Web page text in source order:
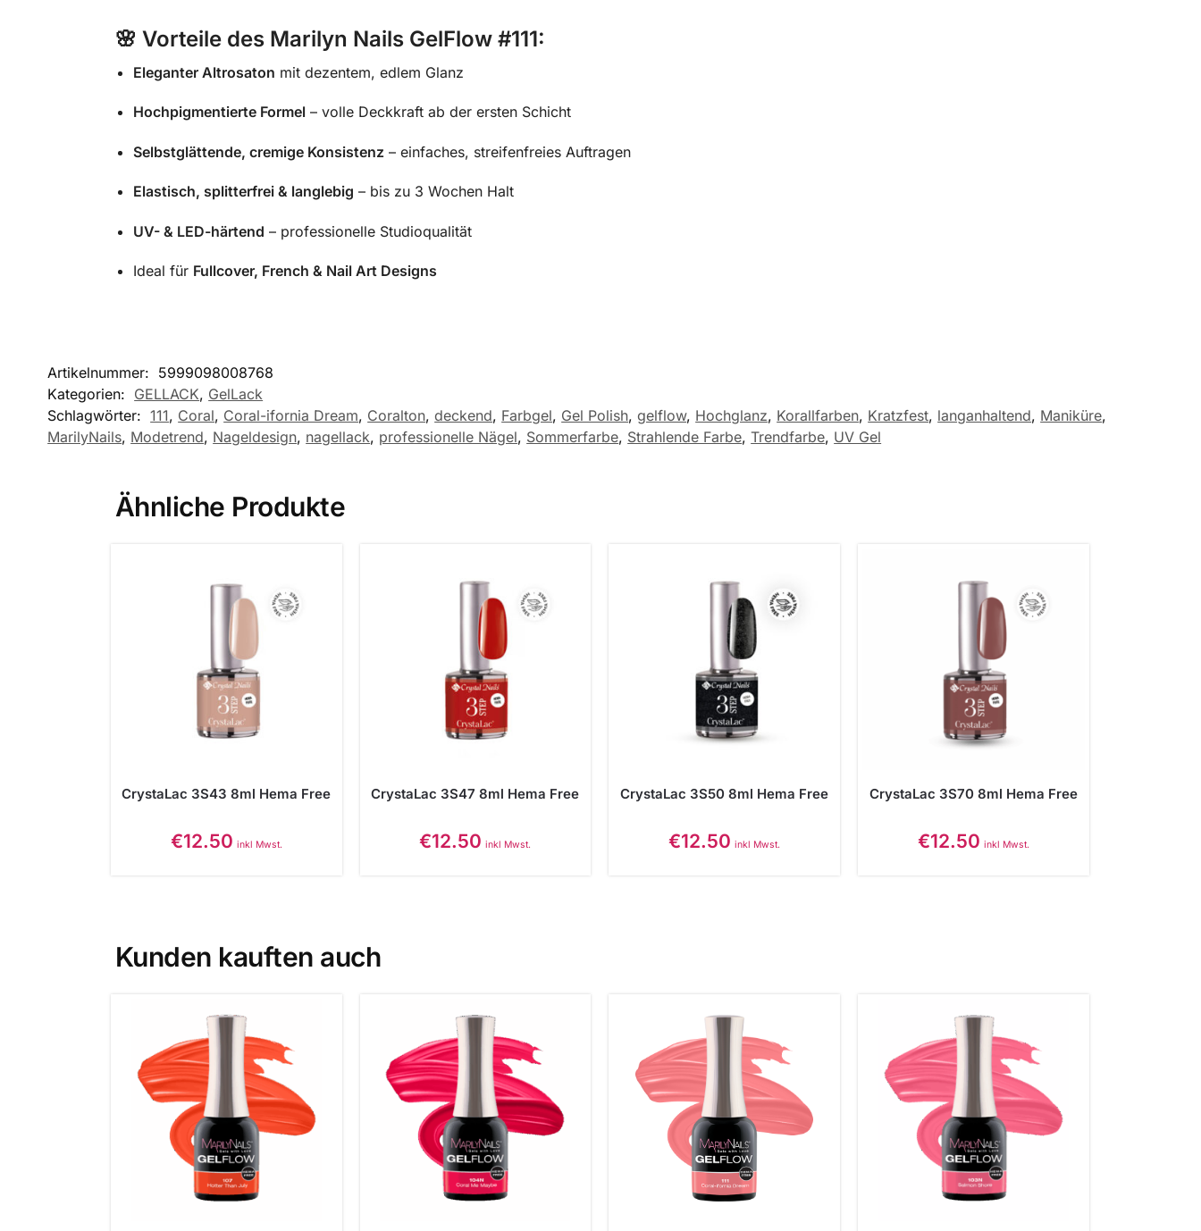
🌸 Vorteile des Marilyn Nails GelFlow #111:
Eleganter Altrosaton mit dezentem, edlem Glanz
Hochpigmentierte Formel– volle Deckkraft ab der ersten Schicht
Selbstglättende, cremige Konsistenz – einfaches, streifenfreies Auftragen
Elastisch, splitterfrei & langlebig – bis zu 3 Wochen Halt
UV- & LED-härtend – professionelle Studioqualität
Ideal für Fullcover, French & Nail Art Designs
Artikelnummer: 5999098008768
Kategorien: GELLACK, GelLack
Schlagwörter: 111, Coral, Coral-ifornia Dream, Coralton,deckend, Farbgel, Gel Polish,gelflow, Hochglanz, Korallfarben, Kratzfest, langanhaltend, Maniküre,
MarilyNails, Modetrend, Nageldesign, nagellack, professionelle Nägel, Sommerfarbe, Strahlende Farbe,Trendfarbe, UV Gel
Ähnliche Produkte
CrystaLac 3S43 8ml Hema Free
€12.50 inkl Mwst.
CrystaLac 3S47 8ml Hema Free
€12.50 inkl Mwst.
CrystaLac 3S50 8ml Hema Free
€12.50 inkl Mwst.
CrystaLac 3S70 8ml Hema Free
€12.50 inkl Mwst.
Kunden kauften auch